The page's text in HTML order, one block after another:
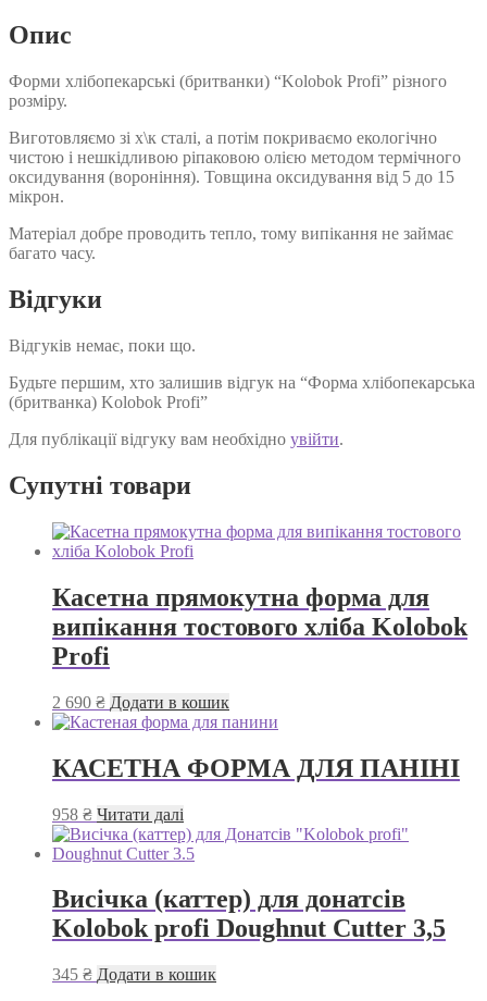
Опис
Форми хлібопекарські (бритванки) “Kolobok Profi” різного
розміру.
Виготовляємо зі х\к сталі, а потім покриваємо екологічно
чистою і нешкідливою ріпаковою олією методом термічного
оксидування (вороніння). Товщина оксидування від 5 до 15
мікрон.
Матеріал добре проводить тепло, тому випікання не займає
багато часу.
Відгуки
Відгуків немає, поки що.
Будьте першим, хто залишив відгук на “Форма хлібопекарська
(бритванка) Kolobok Profi”
Для публікації відгуку вам необхідно увійти.
Супутні товари
Касетна прямокутна форма для
випікання тостового хліба Kolobok
Profi
2 690 ₴ Додати в кошик
КАСЕТНА ФОРМА ДЛЯ ПАНІНІ
958 ₴ Читати далі
Висічка (каттер) для донатсів
Kolobok profi Doughnut Cutter 3,5
345 ₴ Додати в кошик